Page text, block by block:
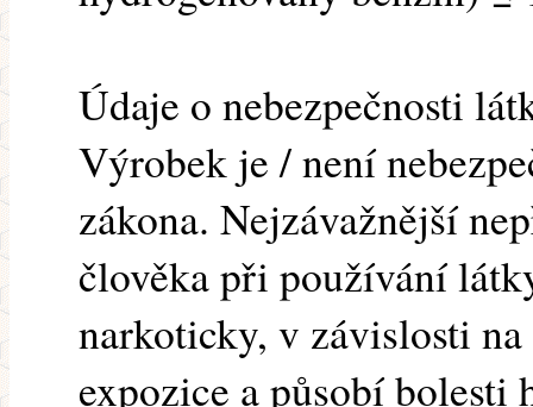
Údaje o nebezpečnosti
Výrobek je / není
zákona. Nejzávažnější
člověka při používání
narkoticky, v závislosti
expozice a působí bolesti